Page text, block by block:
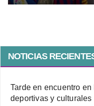
NOTICIAS
Tarde en encuentro
deportivas y culturales